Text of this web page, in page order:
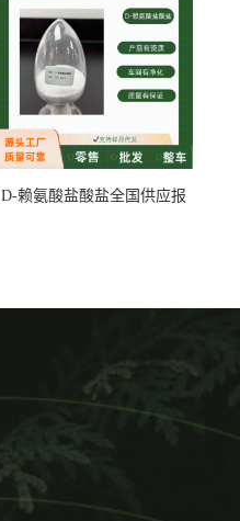
D-赖氨酸盐酸盐全国供应报